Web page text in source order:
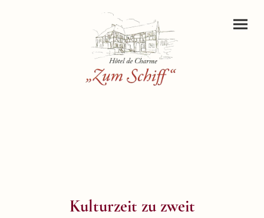
Kulturzeit zu zweit